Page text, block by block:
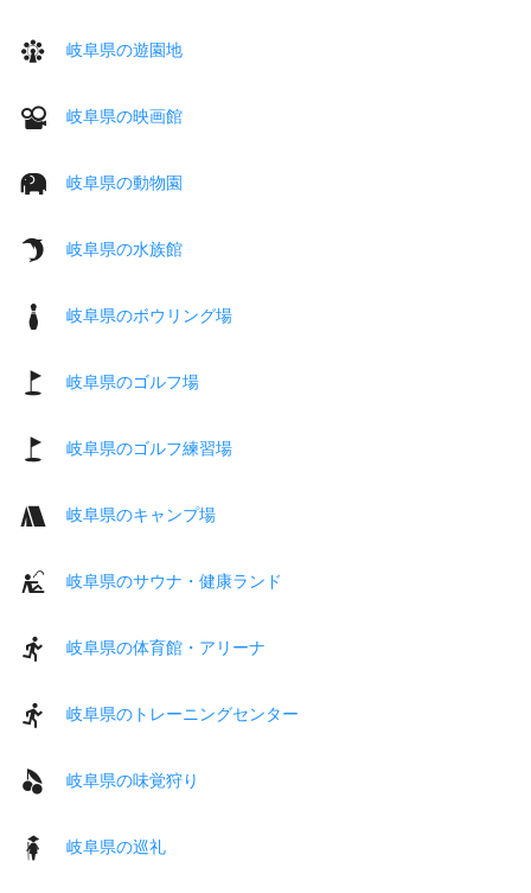
岐阜県の遊園地
岐阜県の映画館
岐阜県の動物園
岐阜県の水族館
岐阜県のボウリング場
岐阜県のゴルフ場
岐阜県のゴルフ練習場
岐阜県のキャンプ場
岐阜県のサウナ・健康ランド
岐阜県の体育館・アリーナ
岐阜県のトレーニングセンター
岐阜県の味覚狩り
岐阜県の巡礼